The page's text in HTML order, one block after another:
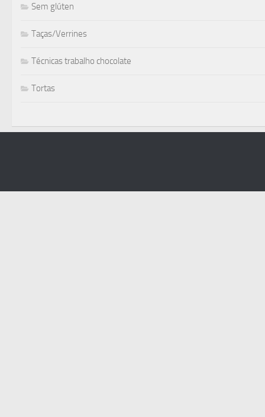
Sem glúten
Taças/Verrines
Técnicas trabalho chocolate
Tortas